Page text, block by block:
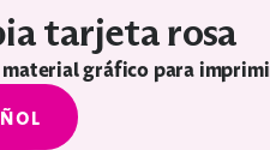
tarjeta rosa
gráfico para